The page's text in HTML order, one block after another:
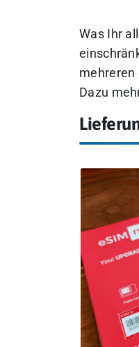
Was Ihr
mehreren
Dazu